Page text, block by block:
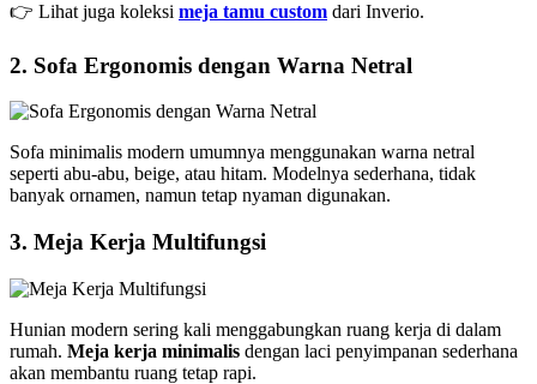
👉 Lihat juga koleksi meja tamu custom dari Inverio.
2. Sofa Ergonomis dengan Warna Netral
Sofa minimalis modern umumnya menggunakan warna netral
seperti abu-abu, beige, atau hitam. Modelnya sederhana, tidak
banyak ornamen, namun tetap nyaman digunakan.
3. Meja Kerja Multifungsi
Hunian modern sering kali menggabungkan ruang kerja di dalam
rumah. Meja kerja minimalis dengan laci penyimpanan sederhana
akan membantu ruang tetap rapi.